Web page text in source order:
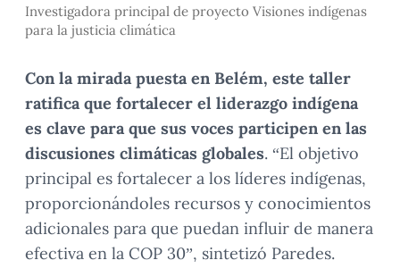
Investigadora principal de proyecto Visiones indígenas
para la justicia climática
Con la mirada puesta en Belém, este taller
ratifica que fortalecer el liderazgo indígena
es clave para que sus voces participen en las
discusiones climáticas globales. “El objetivo
principal es fortalecer a los líderes indígenas,
proporcionándoles recursos y conocimientos
adicionales para que puedan influir de manera
efectiva en la COP 30”, sintetizó Paredes.